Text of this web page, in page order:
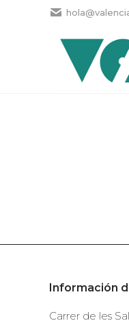
Información
Carrer de les